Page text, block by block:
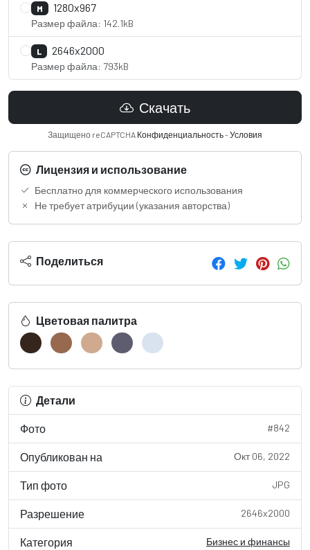
M 1280x967
Размер файла: 142.1kB
L 2646x2000
Размер файла: 793kB
Скачать
Защищено reCAPTCHA Конфиденциальность-Условия
Лицензия и использование
Бесплатно для коммерческого использования
Не требует атрибуции (указания авторства)
Поделиться
Цветовая палитра
Детали
Фото #842
Опубликован на Окт 06, 2022
Тип фото JPG
Разрешение 2646x2000
Категория Бизнес и финансы